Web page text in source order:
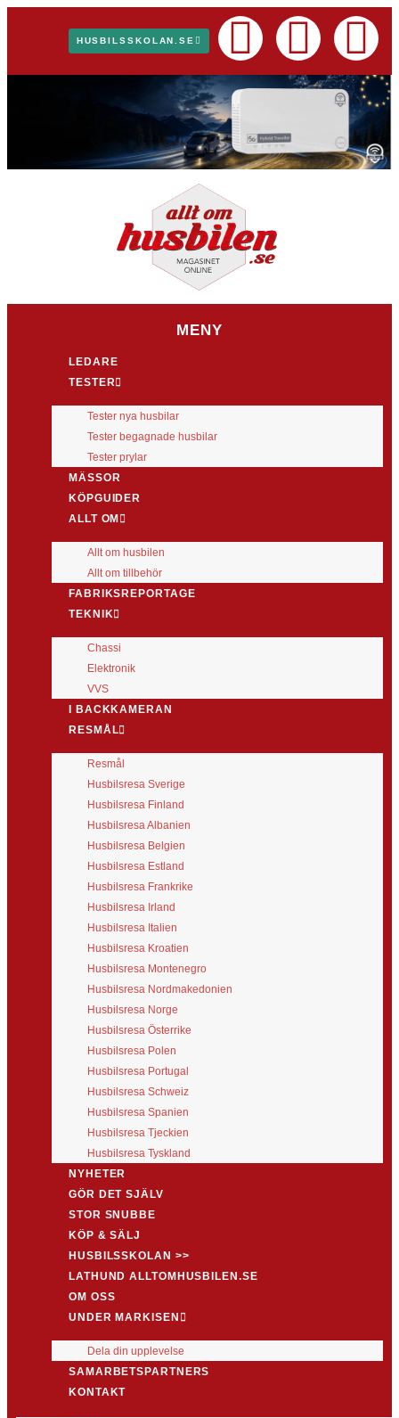
HUSBILSSKOLAN.SE
MENY
LEDARE
TESTER
Tester nya husbilar
Tester begagnade husbilar
Tester prylar
MÄSSOR
KÖPGUIDER
ALLT OM
Allt om husbilen
Allt om tillbehör
FABRIKSREPORTAGE
TEKNIK
Chassi
Elektronik
VVS
I BACKKAMERAN
RESMÅL
Resmål
Husbilsresa Sverige
Husbilsresa Finland
Husbilsresa Albanien
Husbilsresa Belgien
Husbilsresa Estland
Husbilsresa Frankrike
Husbilsresa Irland
Husbilsresa Italien
Husbilsresa Kroatien
Husbilsresa Montenegro
Husbilsresa Nordmakedonien
Husbilsresa Norge
Husbilsresa Österrike
Husbilsresa Polen
Husbilsresa Portugal
Husbilsresa Schweiz
Husbilsresa Spanien
Husbilsresa Tjeckien
Husbilsresa Tyskland
NYHETER
GÖR DET SJÄLV
STOR SNUBBE
KÖP & SÄLJ
HUSBILSSKOLAN >>
LATHUND ALLTOMHUSBILEN.SE
OM OSS
UNDER MARKISEN
Dela din upplevelse
SAMARBETSPARTNERS
KONTAKT